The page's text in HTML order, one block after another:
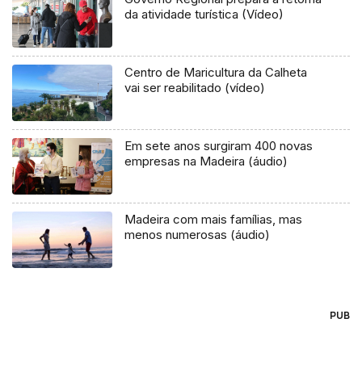
da atividade turística (Vídeo)
Centro de Maricultura da Calheta
vai ser reabilitado (vídeo)
Em sete anos surgiram 400 novas
empresas na Madeira (áudio)
Madeira com mais famílias, mas
menos numerosas (áudio)
PUB